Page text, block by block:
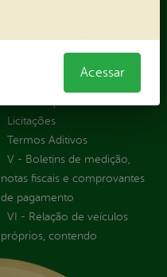
Licitações
Termos Aditivos
V - Boletins de medição,
notas fiscais e comprovantes
de pagamento
VI - Relação de veículos
próprios, contendo
Acessar